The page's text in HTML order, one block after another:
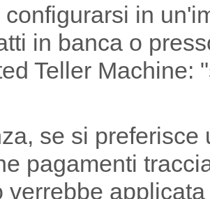
configurarsi in
in banca o
Teller Machine:
se si
pagamenti
verrebbe